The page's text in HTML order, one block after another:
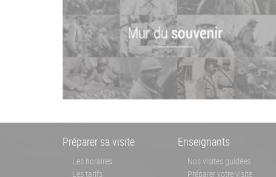
Menu
Pied
Préparer sa visite
Les horaires
Les tarifs
Enseignants
Nos visites guidées
Préparer votre visite